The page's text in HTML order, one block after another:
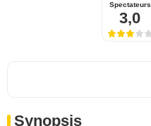
Spectateurs
3,0
Synopsis